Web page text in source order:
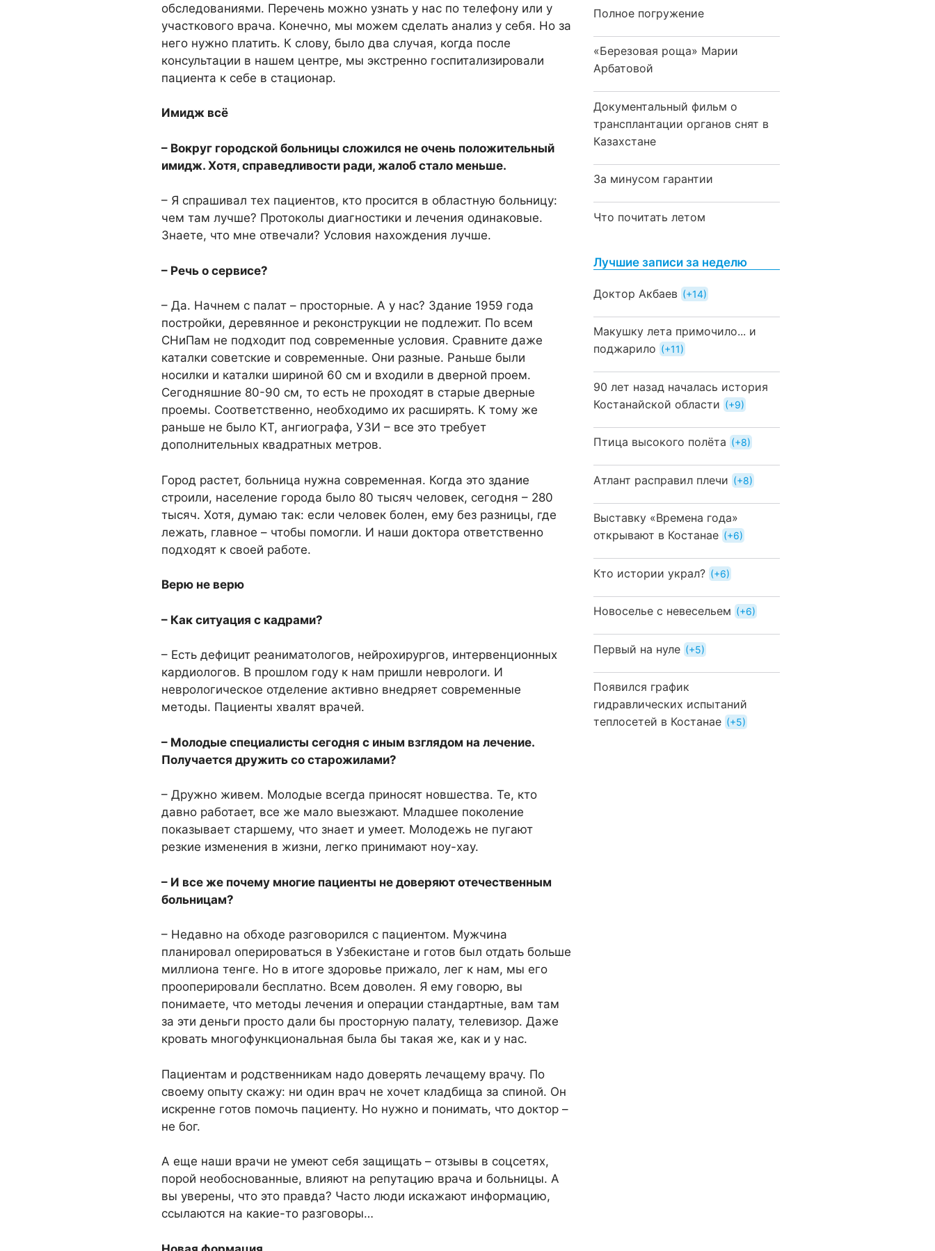
обследованиями. Перечень можно узнать у нас по телефону или у
участкового врача. Конечно, мы можем сделать анализ у себя. Но за
него нужно платить. К слову, было два случая, когда после
консультации в нашем центре, мы экстренно госпитализировали
пациента к себе в стационар.
Имидж всё
– Вокруг городской больницы сложился не очень положительный
имидж. Хотя, справедливости ради, жалоб стало меньше.
– Я спрашивал тех пациентов, кто просится в областную больницу:
чем там лучше? Протоколы диагностики и лечения одинаковые.
Знаете, что мне отвечали? Условия нахождения лучше.
– Речь о сервисе?
– Да. Начнем с палат – просторные. А у нас? Здание 1959 года
постройки, деревянное и реконструкции не подлежит. По всем
СНиПам не подходит под современные условия. Сравните даже
каталки советские и современные. Они разные. Раньше были
носилки и каталки шириной 60 см и входили в дверной проем.
Сегодняшние 80-90 см, то есть не проходят в старые дверные
проемы. Соответственно, необходимо их расширять. К тому же
раньше не было КТ, ангиографа, УЗИ – все это требует
дополнительных квадратных метров.
Город растет, больница нужна современная. Когда это здание
строили, население города было 80 тысяч человек, сегодня – 280
тысяч. Хотя, думаю так: если человек болен, ему без разницы, где
лежать, главное – чтобы помогли. И наши доктора ответственно
подходят к своей работе.
Верю не верю
– Как ситуация с кадрами?
– Есть дефицит реаниматологов, нейрохирургов, интервенционных
кардиологов. В прошлом году к нам пришли неврологи. И
неврологическое отделение активно внедряет современные
методы. Пациенты хвалят врачей.
– Молодые специалисты сегодня с иным взглядом на лечение.
Получается дружить со старожилами?
– Дружно живем. Молодые всегда приносят новшества. Те, кто
давно работает, все же мало выезжают. Младшее поколение
показывает старшему, что знает и умеет. Молодежь не пугают
резкие изменения в жизни, легко принимают ноу-хау.
– И все же почему многие пациенты не доверяют отечественным
больницам?
– Недавно на обходе разговорился с пациентом. Мужчина
планировал оперироваться в Узбекистане и готов был отдать больше
миллиона тенге. Но в итоге здоровье прижало, лег к нам, мы его
прооперировали бесплатно. Всем доволен. Я ему говорю, вы
понимаете, что методы лечения и операции стандартные, вам там
за эти деньги просто дали бы просторную палату, телевизор. Даже
кровать многофункциональная была бы такая же, как и у нас.
Пациентам и родственникам надо доверять лечащему врачу. По
своему опыту скажу: ни один врач не хочет кладбища за спиной. Он
искренне готов помочь пациенту. Но нужно и понимать, что доктор –
не бог.
А еще наши врачи не умеют себя защищать – отзывы в соцсетях,
порой необоснованные, влияют на репутацию врача и больницы. А
вы уверены, что это правда? Часто люди искажают информацию,
ссылаются на какие-то разговоры…
Полное погружение
«Березовая роща» Марии
Арбатовой
Документальный фильм о
трансплантации органов снят в
Казахстане
За минусом гарантии
Что почитать летом
Лучшие записи за неделю
Доктор Акбаев +14
Макушку лета примочило... и
поджарило
+11
90 лет назад началась история
Костанайской области
+9
Птица высокого полёта +8
Атлант расправил плечи +8
Выставку «Времена года»
открывают в Костанае
+6
Кто истории украл? +6
Новоселье с невесельем +6
Первый на нуле +5
Появился график
гидравлических испытаний
теплосетей в Костанае
+5